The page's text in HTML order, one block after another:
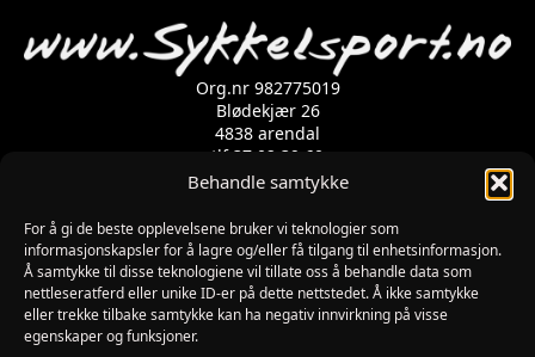
Behandle samtykke
For å gi de beste opplevelsene bruker vi teknologier som
informasjonskapsler for å lagre og/eller få tilgang til enhetsinformasjon.
Å samtykke til disse teknologiene vil tillate oss å behandle data som
nettleseratferd eller unike ID-er på dette nettstedet. Å ikke samtykke
eller trekke tilbake samtykke kan ha negativ innvirkning på visse
egenskaper og funksjoner.
på
produktsiden
Org.nr 982775019
Blødekjær 26
4838 arendal
tlf 37 02 39 60
Kontaktskjema
Åpningstider
MANDAG-FREDAG: 09:00-17:00
LØRDAG: 10:00-15:00
SØNDAG: STENGT